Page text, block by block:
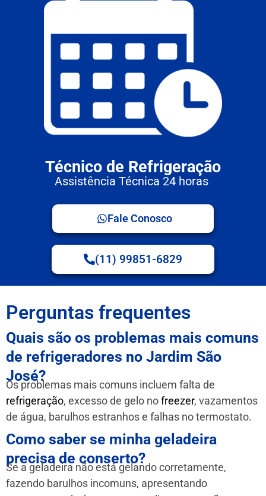
Técnico de Refrigeração
Assistência Técnica 24 horas
Fale Conosco
(11) 99851-6829
Perguntas frequentes
Quais são os problemas mais comuns
de refrigeradores no Jardim São
José?
Os problemas mais comuns incluem falta de
refrigeração, excesso de gelo nofreezer, vazamentos
de água, barulhos estranhos e falhas no termostato.
Como saber se minha geladeira
precisa de conserto?
Se a geladeira não está gelando corretamente,
fazendo barulhos incomuns, apresentando